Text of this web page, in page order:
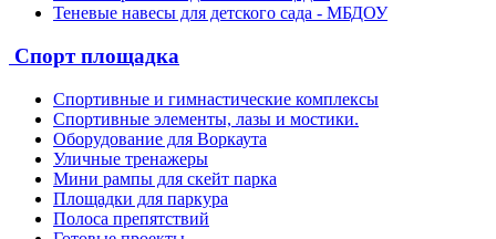
Теневые навесы для детского сада - МБДОУ
Спорт площадка
Спортивные и гимнастические комплексы
Спортивные элементы, лазы и мостики.
Оборудование для Воркаута
Уличные тренажеры
Мини рампы для скейт парка
Площадки для паркура
Полоса препятствий